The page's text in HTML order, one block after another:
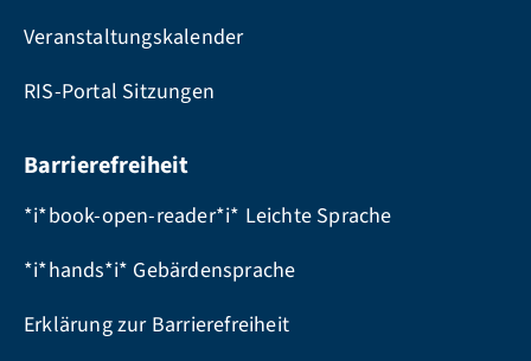
Veranstaltungskalender
RIS-Portal Sitzungen
Barrierefreiheit
*i*book-open-reader*i* Leichte Sprache
*i*hands*i* Gebärdensprache
Erklärung zur Barrierefreiheit